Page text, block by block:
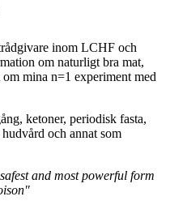
inom LCHF och
om naturligt bra mat,
mina n=1 experiment med
ketoner, periodisk fasta,
och annat som
and most powerful form